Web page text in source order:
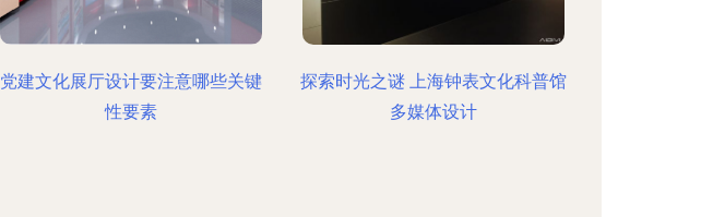
党建文化展厅设计要注意哪些关键
性要素
探索时光之谜 上海钟表文化科普馆
多媒体设计